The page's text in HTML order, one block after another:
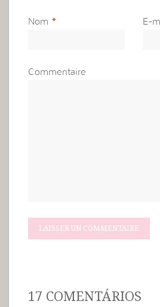
Nom * E-
Commentaire
17 COMENTÁRIOS